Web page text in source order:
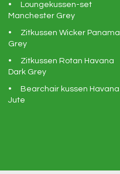
Loungekussen-set
Manchester Grey
Zitkussen Wicker Panama
Grey
Zitkussen Rotan Havana
Dark Grey
Bearchair kussen Havana
Jute